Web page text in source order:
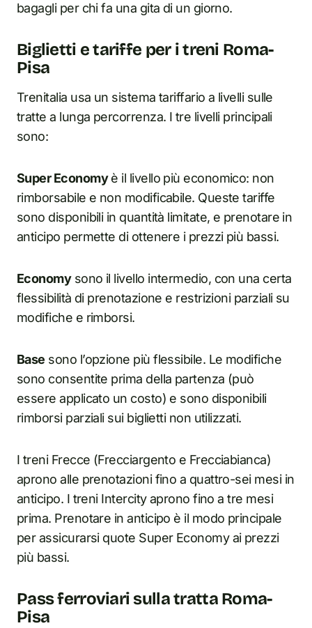
bagagli per chi fa una gita di un giorno.
Biglietti e tariffe per i treni Roma-
Pisa
Trenitalia usa un sistema tariffario a livelli sulle
tratte a lunga percorrenza. I tre livelli principali
sono:
Super Economyè il livello più economico: non
rimborsabile e non modificabile. Queste tariffe
sono disponibili in quantità limitate, e prenotare in
anticipo permette di ottenere i prezzi più bassi.
Economysono il livello intermedio, con una certa
flessibilità di prenotazione e restrizioni parziali su
modifiche e rimborsi.
Base sono l’opzione più flessibile. Le modifiche
sono consentite prima della partenza (può
essere applicato un costo) e sono disponibili
rimborsi parziali sui biglietti non utilizzati.
I treni Frecce (Frecciargento e Frecciabianca)
aprono alle prenotazioni fino a quattro-sei mesi in
anticipo. I treni Intercity aprono fino a tre mesi
prima. Prenotare in anticipo è il modo principale
per assicurarsi quote Super Economy ai prezzi
più bassi.
Pass ferroviari sulla tratta Roma-
Pisa